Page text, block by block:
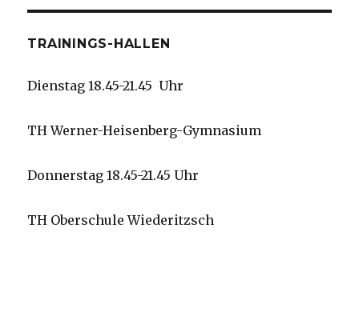
TRAININGS-HALLEN
Dienstag 18.45-21.45 Uhr
TH Werner-Heisenberg-Gymnasium
Donnerstag 18.45-21.45 Uhr
TH Oberschule Wiederitzsch